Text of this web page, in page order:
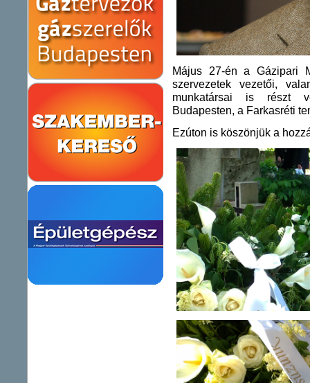
Május 27-én a Gázipari
szervezetek vezetői,
munkatársai is részt
Budapesten, a Farkasréti
Ezúton is köszönjük a